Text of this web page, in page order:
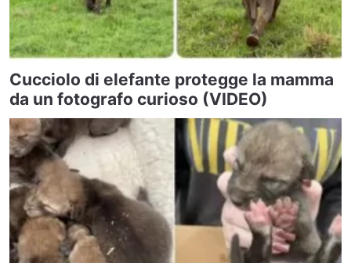
Cucciolo di elefante protegge la mamma
da un fotografo curioso (VIDEO)